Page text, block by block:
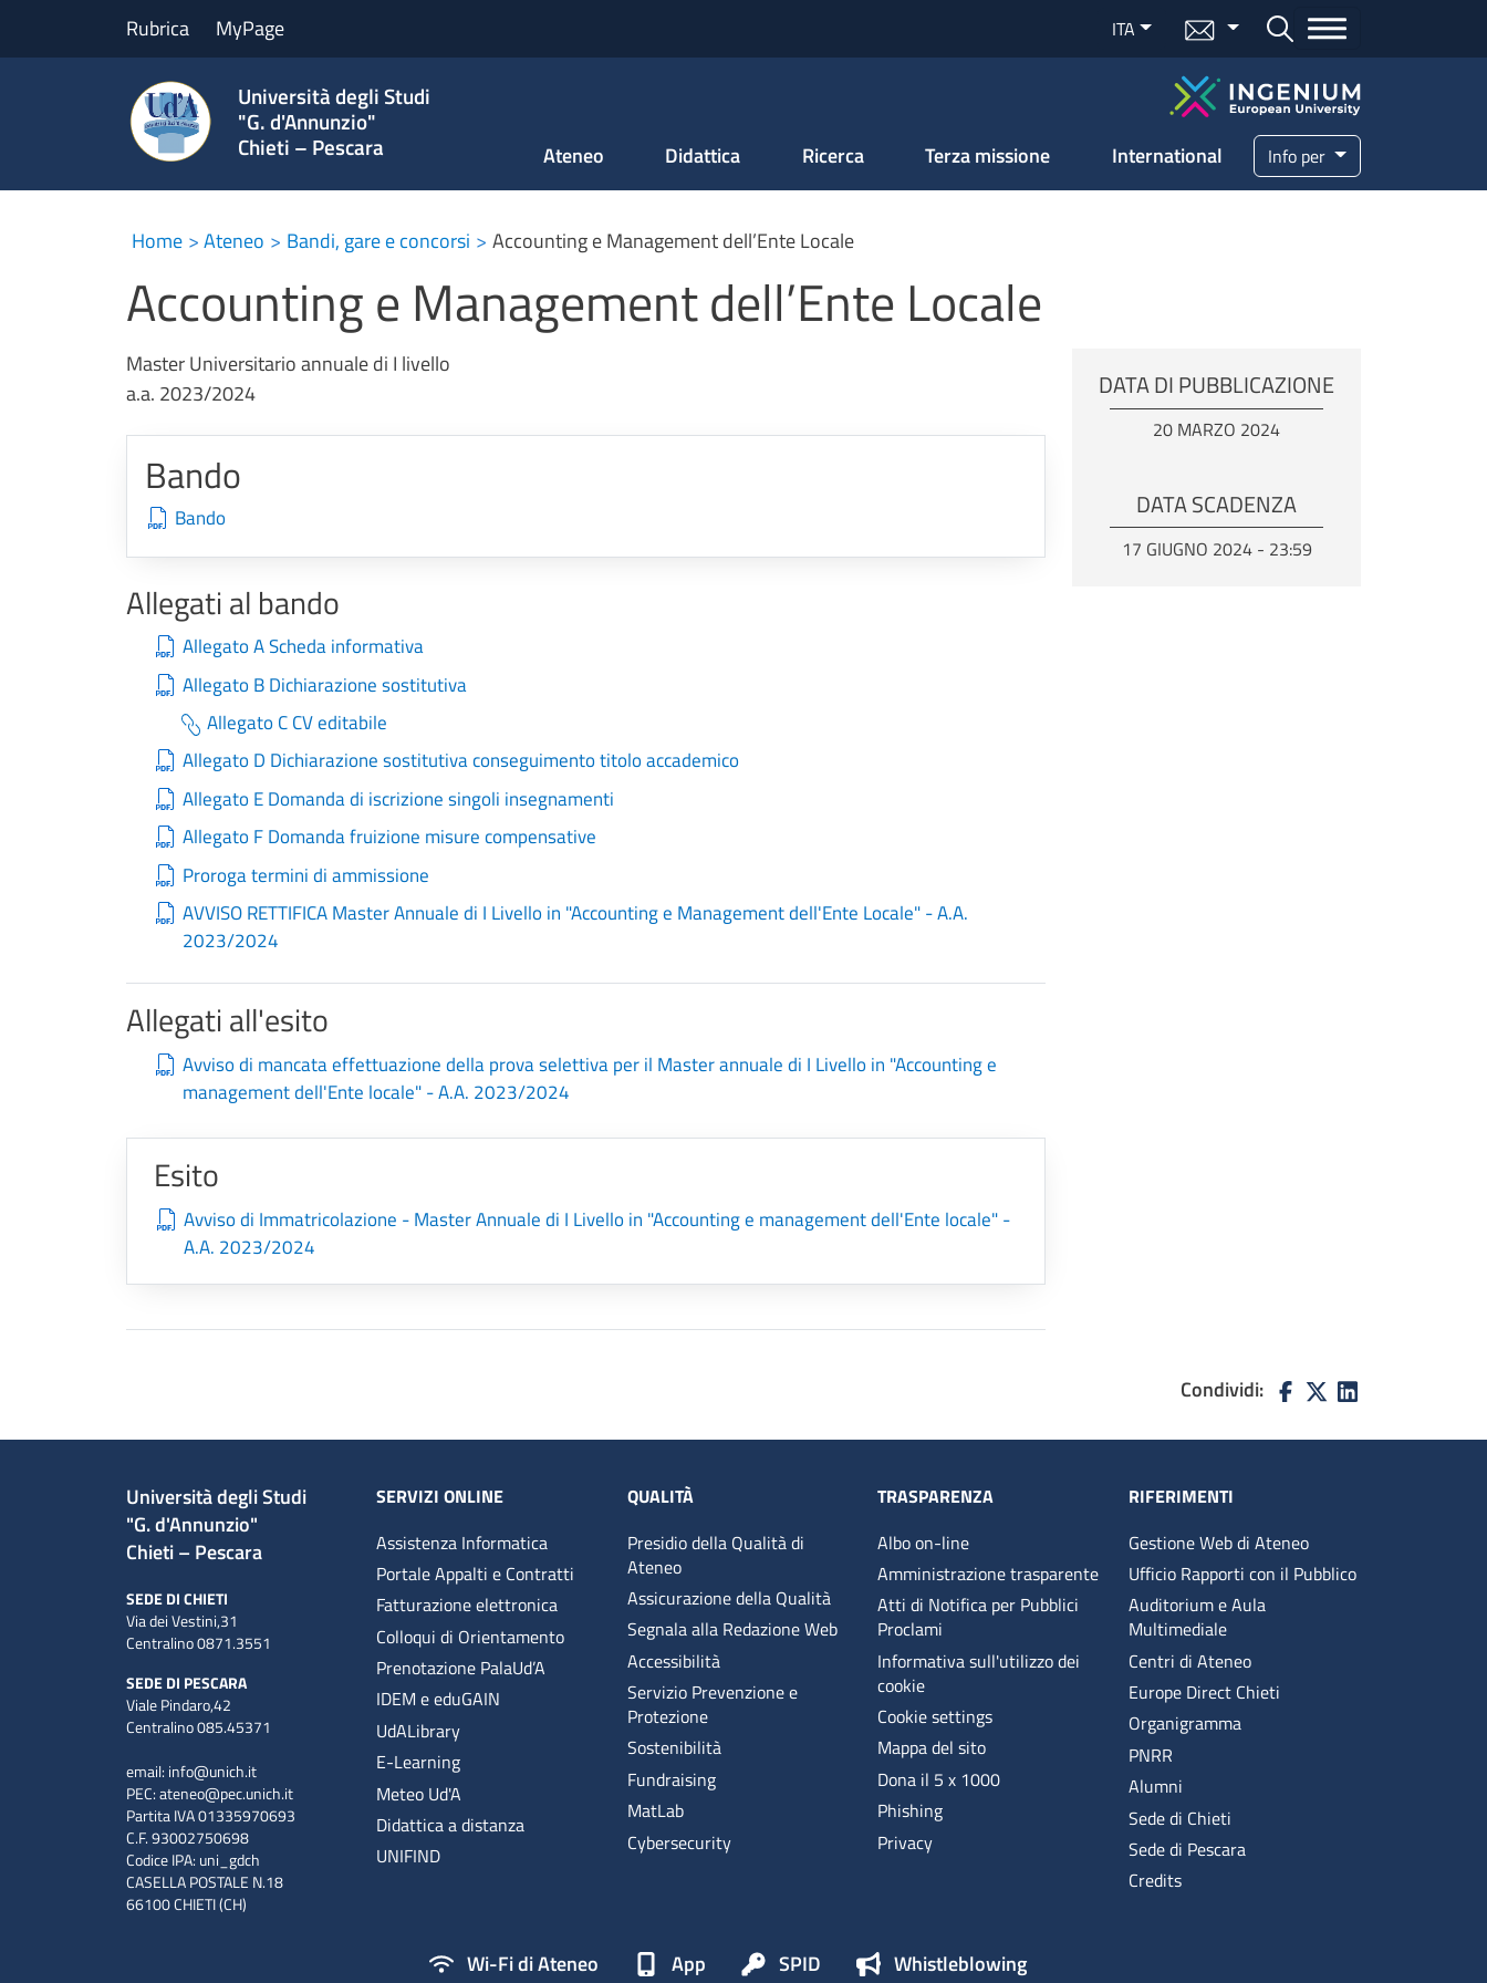
Rubrica MyPage ITA Menu mail Bottone cerca
Università degli Studi
"G. d'Annunzio"
Chieti – Pescara Ateneo Didattica Ricerca Terza missione International Info per
Home Ateneo Bandi, gare e concorsi Accounting e Management dell’Ente Locale
Accounting e Management dell’Ente Locale
Master Universitario annuale di I livello
a.a. 2023/2024
Bando
Bando
Allegati al bando
Allegato A Scheda informativa
Allegato B Dichiarazione sostitutiva
Allegato C CV editabile
Allegato D Dichiarazione sostitutiva conseguimento titolo accademico
Allegato E Domanda di iscrizione singoli insegnamenti
Allegato F Domanda fruizione misure compensative
Proroga termini di ammissione
AVVISO RETTIFICA Master Annuale di I Livello in "Accounting e Management dell'Ente Locale" - A.A.
2023/2024
Allegati all'esito
Avviso di mancata effettuazione della prova selettiva per il Master annuale di I Livello in "Accounting e
management dell'Ente locale" - A.A. 2023/2024
Esito
Avviso di Immatricolazione - Master Annuale di I Livello in "Accounting e management dell'Ente locale" -
A.A. 2023/2024
DATA DI PUBBLICAZIONE
20 MARZO 2024
DATA SCADENZA
17 GIUGNO 2024 - 23:59
Condividi:
Università degli Studi
"G. d'Annunzio"
Chieti – Pescara
SEDE DI CHIETI
Via dei Vestini,31
Centralino 0871.3551
SEDE DI PESCARA
Viale Pindaro,42
Centralino 085.45371
email: info@unich.it
PEC:ateneo@pec.unich.it
Partita IVA 01335970693
C.F. 93002750698
Codice IPA: uni_gdch
CASELLA POSTALE N.18
66100 CHIETI (CH)
SERVIZI ONLINE
Assistenza Informatica
Portale Appalti e Contratti
Fatturazione elettronica
Colloqui di Orientamento
Prenotazione PalaUd’A
IDEM e eduGAIN
UdALibrary
E-Learning
Meteo Ud'A
Didattica a distanza
UNIFIND
QUALITÀ
Presidio della Qualità di
Ateneo
Assicurazione della Qualità
Segnala alla Redazione Web
Accessibilità
Servizio Prevenzione e
Protezione
Sostenibilità
Fundraising
MatLab
Cybersecurity
TRASPARENZA
Albo on-line
Amministrazione trasparente
Atti di Notifica per Pubblici
Proclami
Informativa sull'utilizzo dei
cookie
Cookie settings
Mappa del sito
Dona il 5 x 1000
Phishing
Privacy
RIFERIMENTI
Gestione Web di Ateneo
Ufficio Rapporti con il Pubblico
Auditorium e Aula
Multimediale
Centri di Ateneo
Europe Direct Chieti
Organigramma
PNRR
Alumni
Sede di Chieti
Sede di Pescara
Credits
Wi-Fi di Ateneo App SPID Whistleblowing